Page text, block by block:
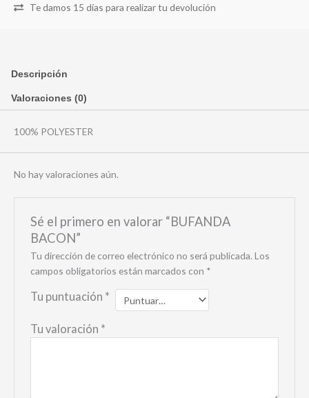
Te damos 15 días para realizar tu devolución
Descripción
Valoraciones (0)
100% POLYESTER
No hay valoraciones aún.
Sé el primero en valorar “BUFANDA
BACON”
Tu dirección de correo electrónico no será publicada. Los
campos obligatorios están marcados con *
Tu puntuación *
Tu valoración *